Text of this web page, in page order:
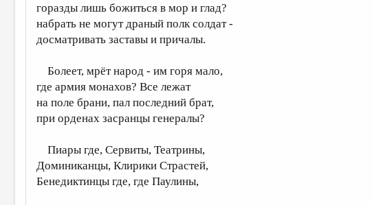
горазды лишь божиться в мор и глад?
набрать не могут драный полк солдат -
досматривать заставы и причалы.
Болеет, мрёт народ - им горя мало,
где армия монахов? Все лежат
на поле брани, пал последний брат,
при орденах засранцы генералы?
Пиары где, Сервиты, Театрины,
Доминиканцы, Клирики Страстей,
Бенедиктинцы где, где Паулины,